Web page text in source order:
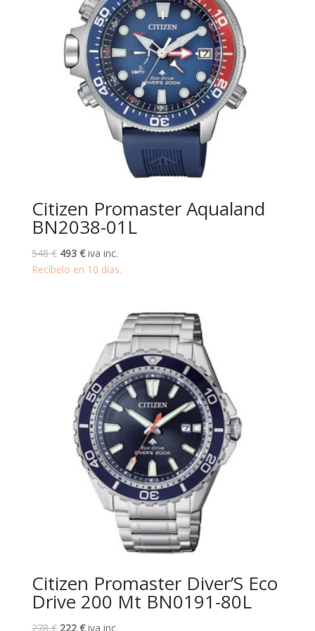
Citizen Promaster Aqualand
BN2038-01L
548€ El
precio
493 €El
precio
iva inc.
Recíbelo en 10 días.
Citizen Promaster Diver’S Eco
Drive 200 Mt BN0191-80L
278€ El
222€Eliva inc.